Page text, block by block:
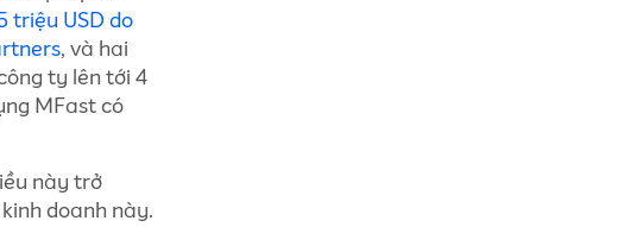
triệu USD do
, và hai
ty lên tới 4
MFast có
này trở
doanh này.